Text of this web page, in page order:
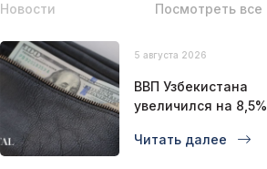
Новости Посмотреть все
5 августа 2026
ВВП Узбекистана
увеличился на 8,5%
Читать далее